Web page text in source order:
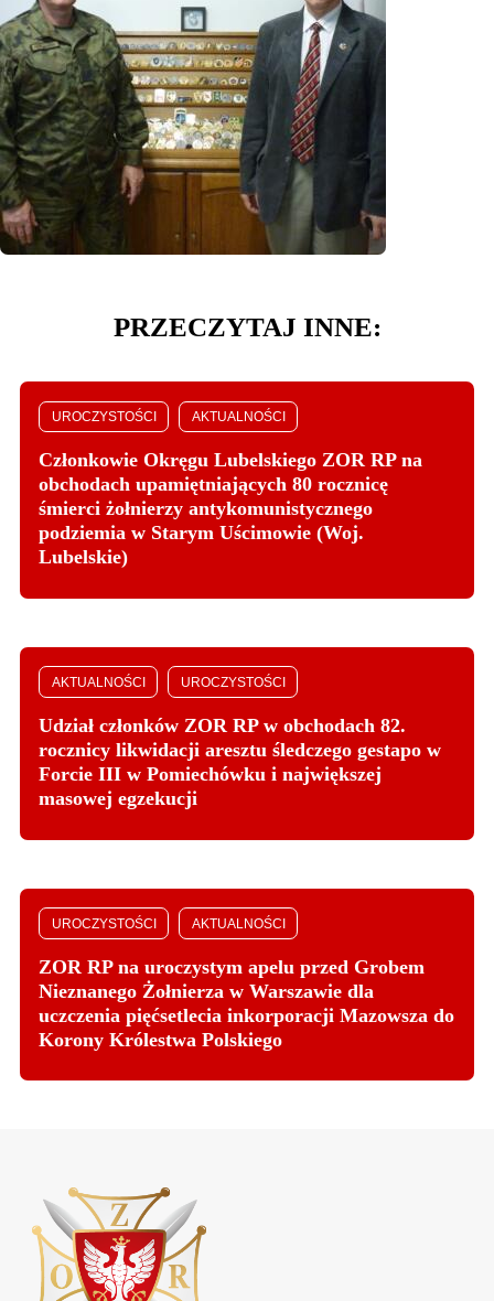
PRZECZYTAJ INNE:
UROCZYSTOŚCI AKTUALNOŚCI
Członkowie Okręgu Lubelskiego ZOR RP na
obchodach upamiętniających 80 rocznicę
śmierci żołnierzy antykomunistycznego
podziemia w Starym Uścimowie (Woj.
Lubelskie)
AKTUALNOŚCI UROCZYSTOŚCI
Udział członków ZOR RP w obchodach 82.
rocznicy likwidacji aresztu śledczego gestapo w
Forcie III w Pomiechówku i największej
masowej egzekucji
UROCZYSTOŚCI AKTUALNOŚCI
ZOR RP na uroczystym apelu przed Grobem
Nieznanego Żołnierza w Warszawie dla
uczczenia pięćsetlecia inkorporacji Mazowsza do
Korony Królestwa Polskiego